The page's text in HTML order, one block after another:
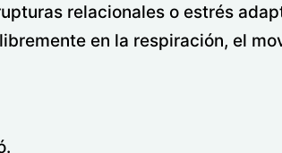
relacionales o estrés
en la respiración, el